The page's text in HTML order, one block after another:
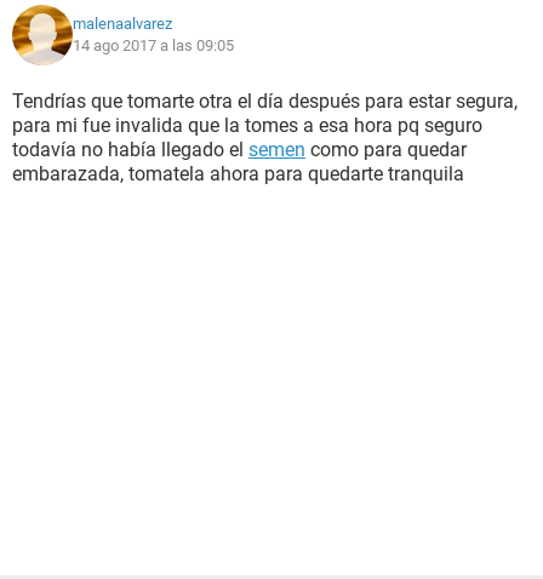
malenaalvarez
14 ago 2017 a las 09:05
Tendrías que tomarte otra el día después para estar segura,
para mi fue invalida que la tomes a esa hora pq seguro
todavía no había llegado el semen como para quedar
embarazada, tomatela ahora para quedarte tranquila